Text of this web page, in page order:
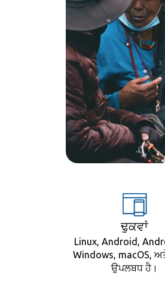
ਢੁਕਵਾਂ
Linux, Android,
Windows, macOS,
ਉਪਲਬਧ ਹੈ।